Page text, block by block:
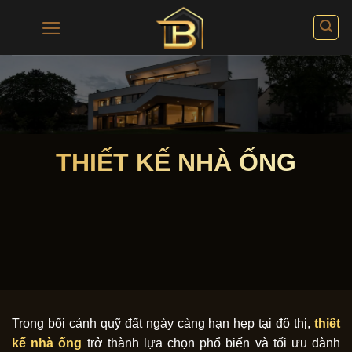
dung
THIẾT KẾ NHÀ ỐNG
Trong bối cảnh quỹ đất ngày càng hạn hẹp tại đô thị, thiết
kế nhà ống trở thành lựa chọn phổ biến và tối ưu dành